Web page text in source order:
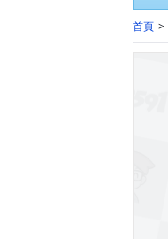
首頁 >